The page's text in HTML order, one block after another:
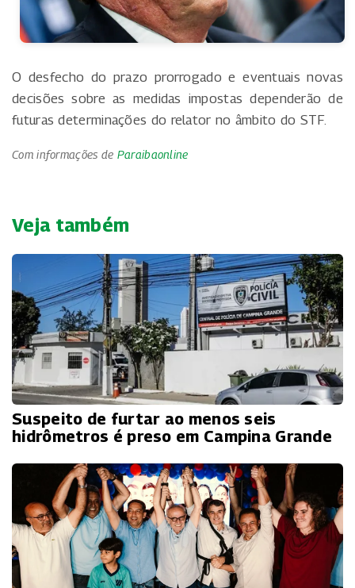
O desfecho do prazo prorrogado e eventuais novas
decisões sobre as medidas impostas dependerão de
futuras determinações do relator no âmbito do STF.
Com informações de Paraibaonline
Veja também
Suspeito de furtar ao menos seis
hidrômetros é preso em Campina Grande